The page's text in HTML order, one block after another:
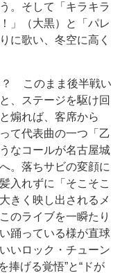
。そして「キラキラ
」（大黒）と「パレ
に歌い、冬空に高く
このまま後半戦い
、ステージを駆け回
煽れば、客席から
て代表曲の一つ「乙
なコールが名古屋城
。落ちサビの変顔に
入れずに「そこそこ
きく映し出されるメ
のライブを一瞬たり
踊っている様が直球
いロック・チューン
捧げる覚悟”と“ドが